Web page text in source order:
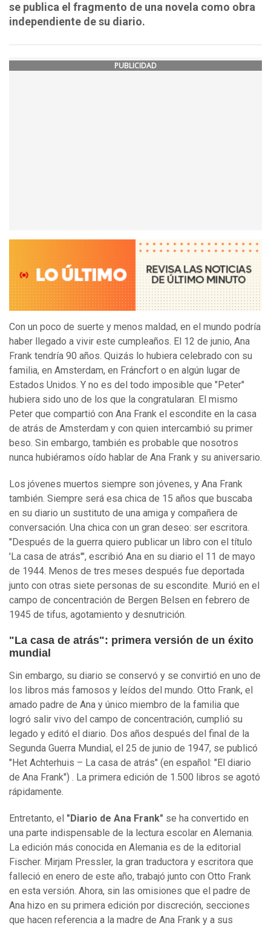
se publica el fragmento de una novela como obra
independiente de su diario.
PUBLICIDAD
Con un poco de suerte y menos maldad, en el mundo podría
haber llegado a vivir este cumpleaños. El 12 de junio, Ana
Frank tendría 90 años. Quizás lo hubiera celebrado con su
familia, en Amsterdam, en Fráncfort o en algún lugar de
Estados Unidos. Y no es del todo imposible que "Peter"
hubiera sido uno de los que la congratularan. El mismo
Peter que compartió con Ana Frank el escondite en la casa
de atrás de Amsterdam y con quien intercambió su primer
beso. Sin embargo, también es probable que nosotros
nunca hubiéramos oído hablar de Ana Frank y su aniversario.
Los jóvenes muertos siempre son jóvenes, y Ana Frank
también. Siempre será esa chica de 15 años que buscaba
en su diario un sustituto de una amiga y compañera de
conversación. Una chica con un gran deseo: ser escritora.
"Después de la guerra quiero publicar un libro con el título
'La casa de atrás'", escribió Ana en su diario el 11 de mayo
de 1944. Menos de tres meses después fue deportada
junto con otras siete personas de su escondite. Murió en el
campo de concentración de Bergen Belsen en febrero de
1945 de tifus, agotamiento y desnutrición.
"La casa de atrás": primera versión de un éxito
mundial
Sin embargo, su diario se conservó y se convirtió en uno de
los libros más famosos y leídos del mundo. Otto Frank, el
amado padre de Ana y único miembro de la familia que
logró salir vivo del campo de concentración, cumplió su
legado y editó el diario. Dos años después del final de la
Segunda Guerra Mundial, el 25 de junio de 1947, se publicó
"Het Achterhuis – La casa de atrás" (en español: "El diario
de Ana Frank") . La primera edición de 1.500 libros se agotó
rápidamente.
Entretanto, el "Diario de Ana Frank" se ha convertido en
una parte indispensable de la lectura escolar en Alemania.
La edición más conocida en Alemania es de la editorial
Fischer. Mirjam Pressler, la gran traductora y escritora que
falleció en enero de este año, trabajó junto con Otto Frank
en esta versión. Ahora, sin las omisiones que el padre de
Ana hizo en su primera edición por discreción, secciones
que hacen referencia a la madre de Ana Frank y a sus